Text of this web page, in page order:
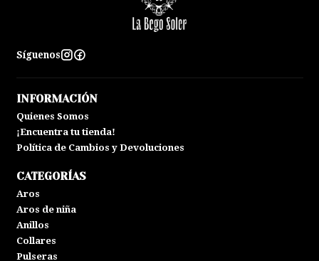
Síguenos
INFORMACIÓN
Quienes Somos
¡Encuentra tu tienda!
Política de Cambios y Devoluciones
CATEGORÍAS
Aros
Aros de niña
Anillos
Collares
Pulseras